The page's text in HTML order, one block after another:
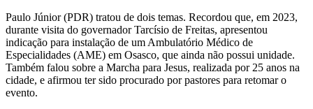
Paulo Júnior (PDR) tratou de dois temas. Recordou que, em 2023,
durante visita do governador Tarcísio de Freitas, apresentou
indicação para instalação de um Ambulatório Médico de
Especialidades (AME) em Osasco, que ainda não possui unidade.
Também falou sobre a Marcha para Jesus, realizada por 25 anos na
cidade, e afirmou ter sido procurado por pastores para retomar o
evento.